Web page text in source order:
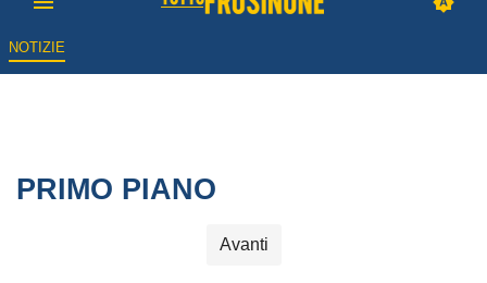
NOTIZIE
PRIMO PIANO
Avanti